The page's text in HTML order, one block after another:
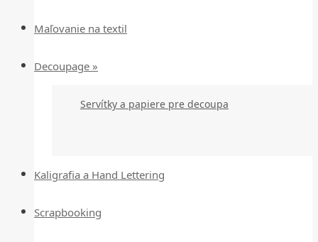
Maľovanie na textil
Decoupage »
Servítky a papiere pre decoupa
Kaligrafia a Hand Lettering
Scrapbooking